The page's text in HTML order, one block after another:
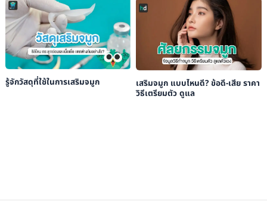
รู้จักวัสดุที่ใช้ในการเสริมจมูก
เสริมจมูก แบบไหนดี? ข้อดี-เสีย ราคา
วิธีเตรียมตัว ดูแล